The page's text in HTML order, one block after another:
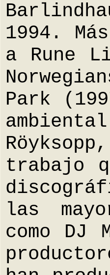
1994.
a Rune
Park
trabajo
las
como DJ